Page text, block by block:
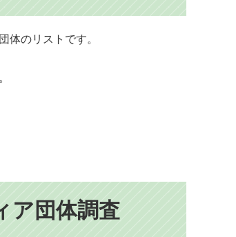
体のリストです。
ア団体調査​